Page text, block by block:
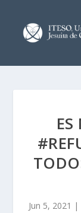
Jun 5, 2021 |